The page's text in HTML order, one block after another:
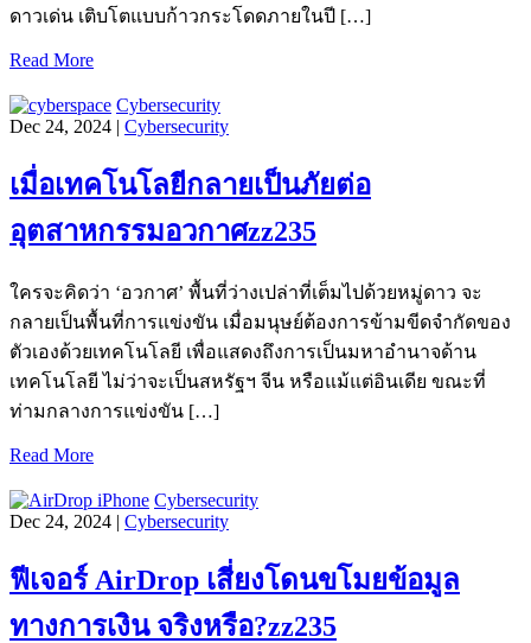
ดาวเด่น เติบโตแบบก้าวกระโดดภายในปี […]
Read More
Cybersecurity
Dec 24, 2024 | Cybersecurity
เมื่อเทคโนโลยีกลายเป็นภัยต่อ
อุตสาหกรรมอวกาศzz235
ใครจะคิดว่า ‘อวกาศ’ พื้นที่ว่างเปล่าที่เต็มไปด้วยหมู่ดาว จะ
กลายเป็นพื้นที่การแข่งขัน เมื่อมนุษย์ต้องการข้ามขีดจำกัดของ
ตัวเองด้วยเทคโนโลยี เพื่อแสดงถึงการเป็นมหาอำนาจด้าน
เทคโนโลยี ไม่ว่าจะเป็นสหรัฐฯ จีน หรือแม้แต่อินเดีย ขณะที่
ท่ามกลางการแข่งขัน […]
Read More
Cybersecurity
Dec 24, 2024 | Cybersecurity
ฟีเจอร์ AirDrop เสี่ยงโดนขโมยข้อมูล
ทางการเงิน จริงหรือ?zz235